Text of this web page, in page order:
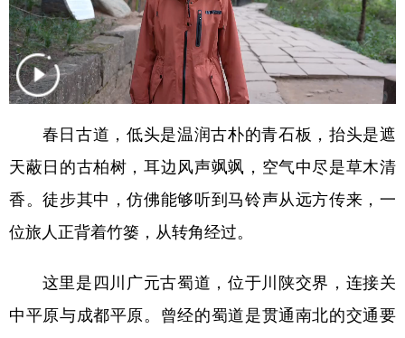
多语种频道
English Español Français عربى
Русский язык 日本語 한국어
Deutsch Português
春日古道，低头是温润古朴的青石板，抬头是遮
天蔽日的古柏树，耳边风声飒飒，空气中尽是草木清
香。徒步其中，仿佛能够听到马铃声从远方传来，一
位旅人正背着竹篓，从转角经过。
这里是四川广元古蜀道，位于川陕交界，连接关
中平原与成都平原。曾经的蜀道是贯通南北的交通要